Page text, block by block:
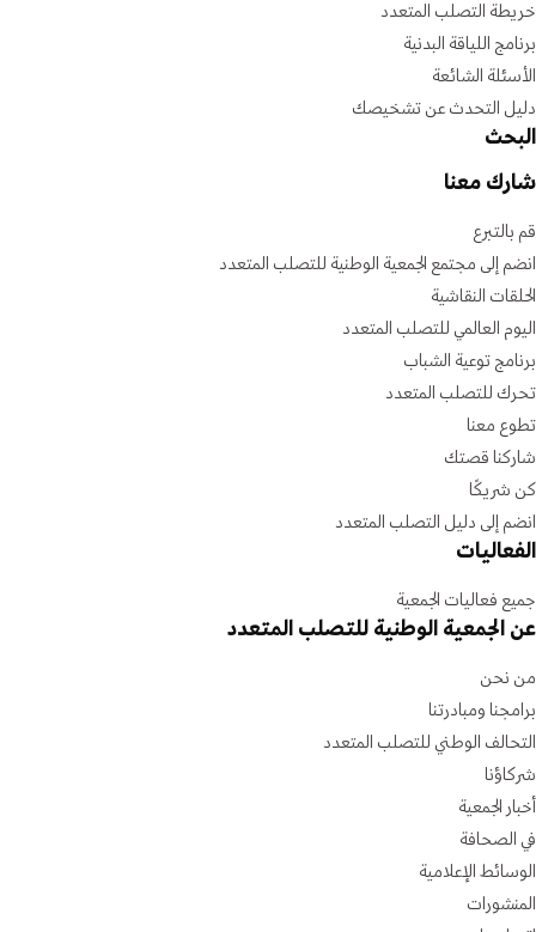
خريطة التصلب المتعدد
برنامج اللياقة البدنية
الأسئلة الشائعة
دليل التحدث عن تشخيصك
البحث
شارك معنا
قم بالتبرع
انضم إلى مجتمع الجمعية الوطنية للتصلب المتعدد
الحلقات النقاشية
اليوم العالمي للتصلب المتعدد
برنامج توعية الشباب
تحرك للتصلب المتعدد
تطوع معنا
شاركنا قصتك
كن شريكًا
انضم إلى دليل التصلب المتعدد
الفعاليات
جميع فعاليات الجمعية
عن الجمعية الوطنية للتصلب المتعدد
من نحن
برامجنا ومبادرتنا
التحالف الوطني للتصلب المتعدد
شركاؤنا
أخبار الجمعية
في الصحافة
الوسائط الإعلامية
المنشورات